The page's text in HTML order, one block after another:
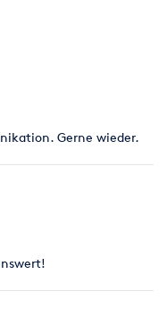
Gerne wieder.